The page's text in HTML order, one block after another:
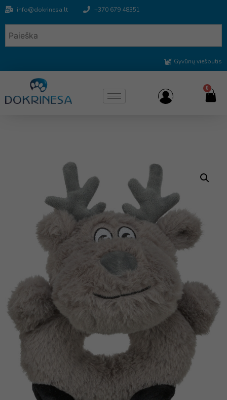
info@dokrinesa.lt +370 679 48351
Gyvūnų viešbutis
0